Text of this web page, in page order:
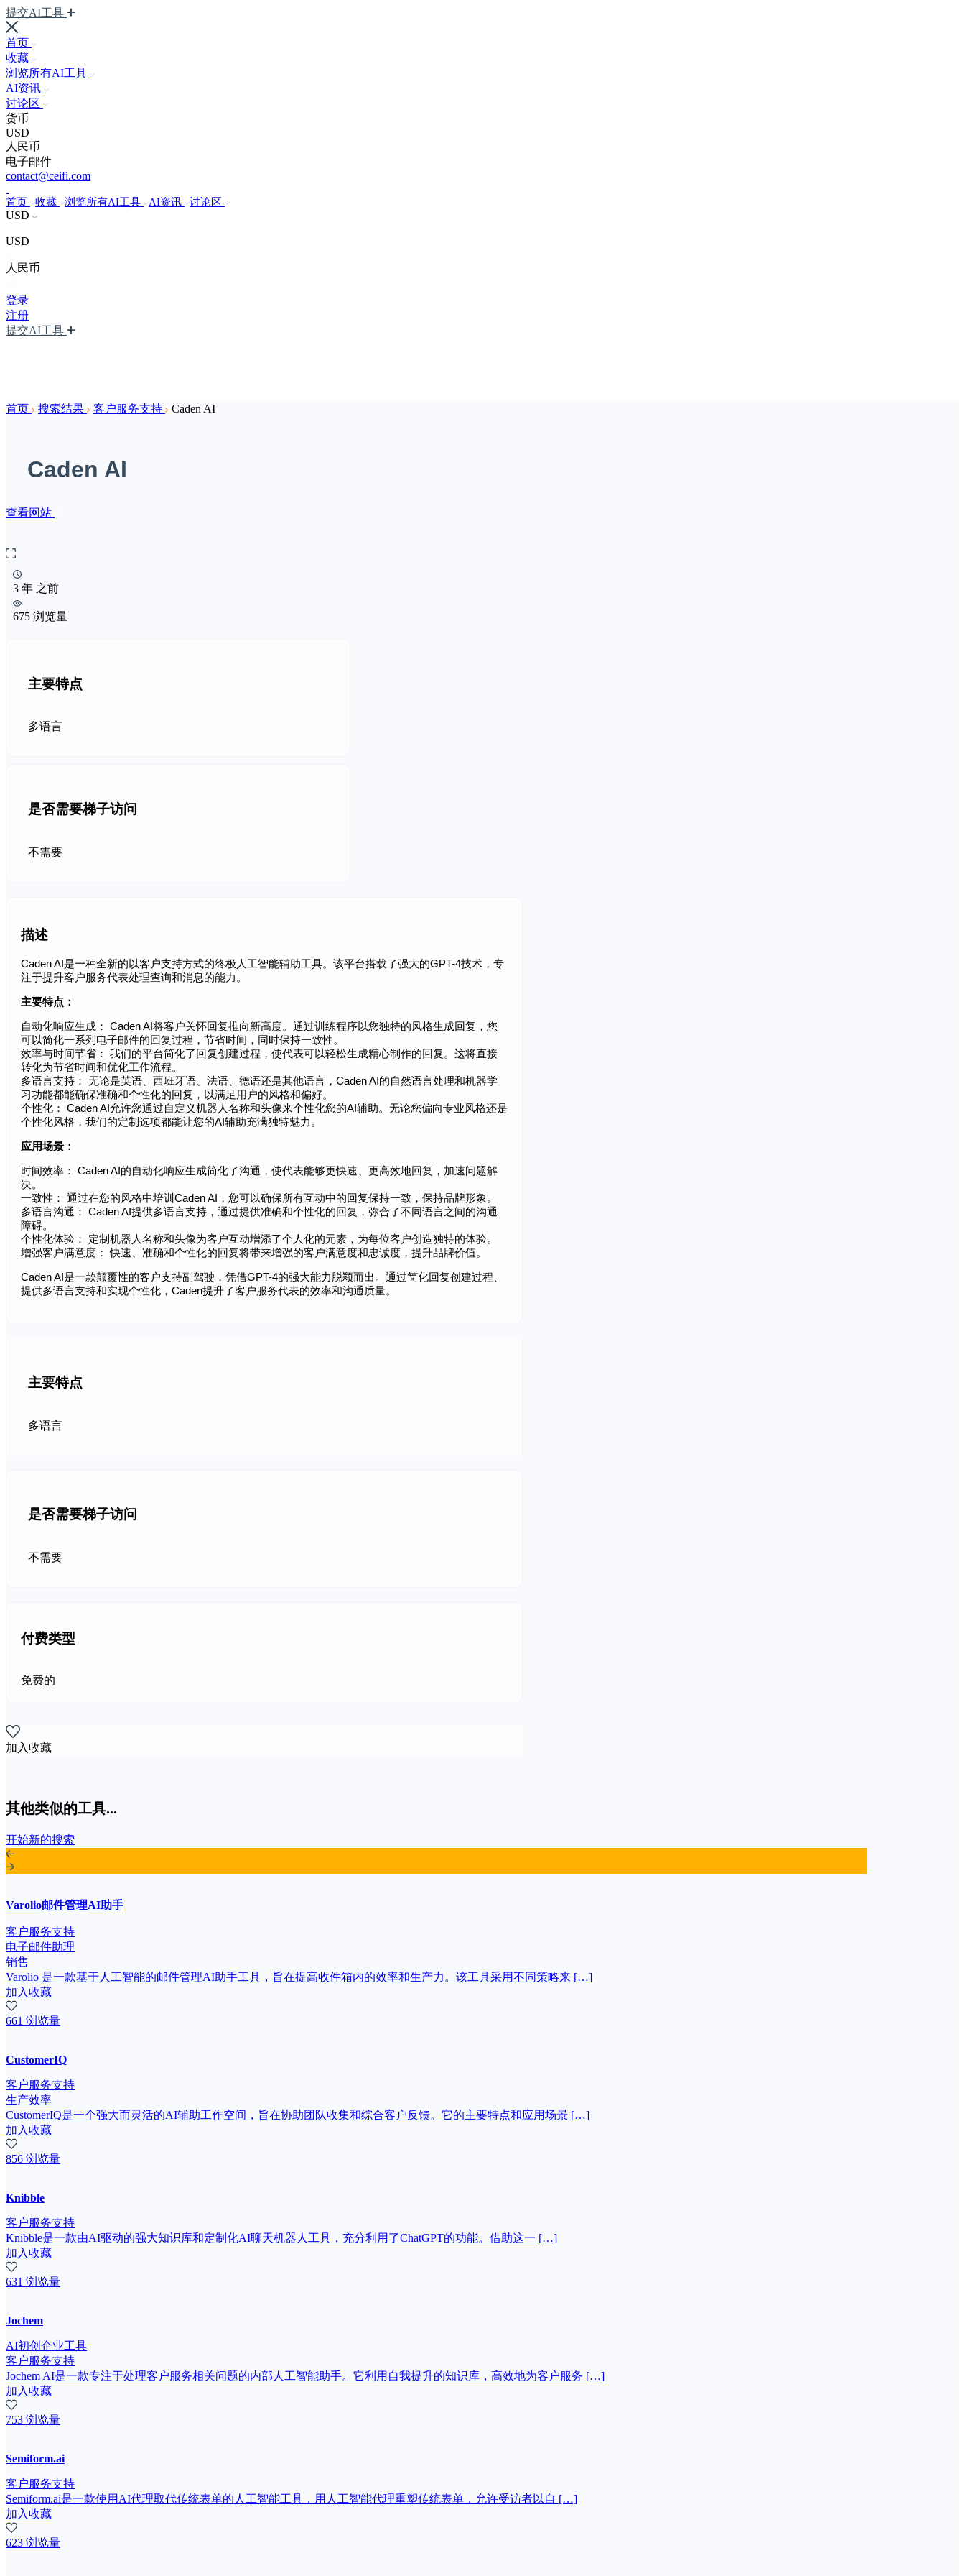
提交AI工具
首页
收藏
浏览所有AI工具
AI资讯
讨论区
货币
USD
人民币
电子邮件
contact@ceifi.com
首页 收藏 浏览所有AI工具 AI资讯 讨论区
USD
USD
人民币
登录
注册
提交AI工具
首页 搜索结果 客户服务支持 Caden AI
Caden AI
查看网站
3 年 之前
675 浏览量
主要特点
多语言
是否需要梯子访问
不需要
描述
Caden AI是一种全新的以客户支持方式的终极人工智能辅助工具。该平台搭载了强大的GPT-4技术，专
注于提升客户服务代表处理查询和消息的能力。
主要特点：
自动化响应生成： Caden AI将客户关怀回复推向新高度。通过训练程序以您独特的风格生成回复，您
可以简化一系列电子邮件的回复过程，节省时间，同时保持一致性。
效率与时间节省： 我们的平台简化了回复创建过程，使代表可以轻松生成精心制作的回复。这将直接
转化为节省时间和优化工作流程。
多语言支持： 无论是英语、西班牙语、法语、德语还是其他语言，Caden AI的自然语言处理和机器学
习功能都能确保准确和个性化的回复，以满足用户的风格和偏好。
个性化： Caden AI允许您通过自定义机器人名称和头像来个性化您的AI辅助。无论您偏向专业风格还是
个性化风格，我们的定制选项都能让您的AI辅助充满独特魅力。
应用场景：
时间效率： Caden AI的自动化响应生成简化了沟通，使代表能够更快速、更高效地回复，加速问题解
决。
一致性： 通过在您的风格中培训Caden AI，您可以确保所有互动中的回复保持一致，保持品牌形象。
多语言沟通： Caden AI提供多语言支持，通过提供准确和个性化的回复，弥合了不同语言之间的沟通
障碍。
个性化体验： 定制机器人名称和头像为客户互动增添了个人化的元素，为每位客户创造独特的体验。
增强客户满意度： 快速、准确和个性化的回复将带来增强的客户满意度和忠诚度，提升品牌价值。
Caden AI是一款颠覆性的客户支持副驾驶，凭借GPT-4的强大能力脱颖而出。通过简化回复创建过程、
提供多语言支持和实现个性化，Caden提升了客户服务代表的效率和沟通质量。
主要特点
多语言
是否需要梯子访问
不需要
付费类型
免费的
加入收藏
其他类似的工具...
开始新的搜索
Varolio邮件管理AI助手
客户服务支持
电子邮件助理
销售
Varolio 是一款基于人工智能的邮件管理AI助手工具，旨在提高收件箱内的效率和生产力。该工具采用不同策略来 […]
加入收藏
661 浏览量
CustomerIQ
客户服务支持
生产效率
CustomerIQ是一个强大而灵活的AI辅助工作空间，旨在协助团队收集和综合客户反馈。它的主要特点和应用场景 […]
加入收藏
856 浏览量
Knibble
客户服务支持
Knibble是一款由AI驱动的强大知识库和定制化AI聊天机器人工具，充分利用了ChatGPT的功能。借助这一 […]
加入收藏
631 浏览量
Jochem
AI初创企业工具
客户服务支持
Jochem AI是一款专注于处理客户服务相关问题的内部人工智能助手。它利用自我提升的知识库，高效地为客户服务 […]
加入收藏
753 浏览量
Semiform.ai
客户服务支持
Semiform.ai是一款使用AI代理取代传统表单的人工智能工具，用人工智能代理重塑传统表单，允许受访者以自 […]
加入收藏
623 浏览量